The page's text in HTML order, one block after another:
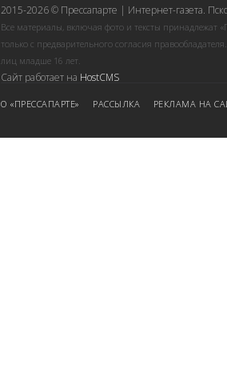
2015-2026 © Прессапарте | Интернет-газета.
Все материалы, включая фото и тексты принадлежат
только с предварительного согласия
лиц младше 16 лет.
Сайт работает на HostCMS
О «ПРЕССАПАРТЕ» РАССЫЛКА РЕКЛАМА НА